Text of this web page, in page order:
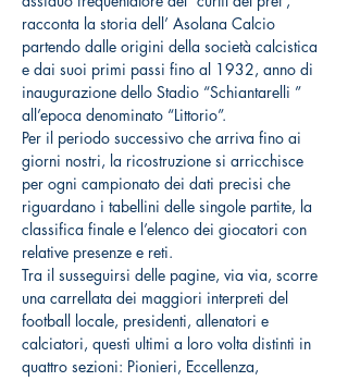
racconta la storia dell’ Asolana Calcio
partendo dalle origini della società calcistica
e dai suoi primi passi fino al 1932, anno di
inaugurazione dello Stadio “Schiantarelli ”
all’epoca denominato “Littorio”.
Per il periodo successivo che arriva fino ai
giorni nostri, la ricostruzione si arricchisce
per ogni campionato dei dati precisi che
riguardano i tabellini delle singole partite, la
classifica finale e l’elenco dei giocatori con
relative presenze e reti.
Tra il susseguirsi delle pagine, via via, scorre
una carrellata dei maggiori interpreti del
football locale, presidenti, allenatori e
calciatori, questi ultimi a loro volta distinti in
quattro sezioni: Pionieri, Eccellenza,